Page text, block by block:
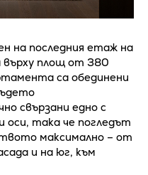
на последния етаж на
върху площ от 380
са обединени
свързани едно с
оси, така че погледът
максимално – от
и на юг, към